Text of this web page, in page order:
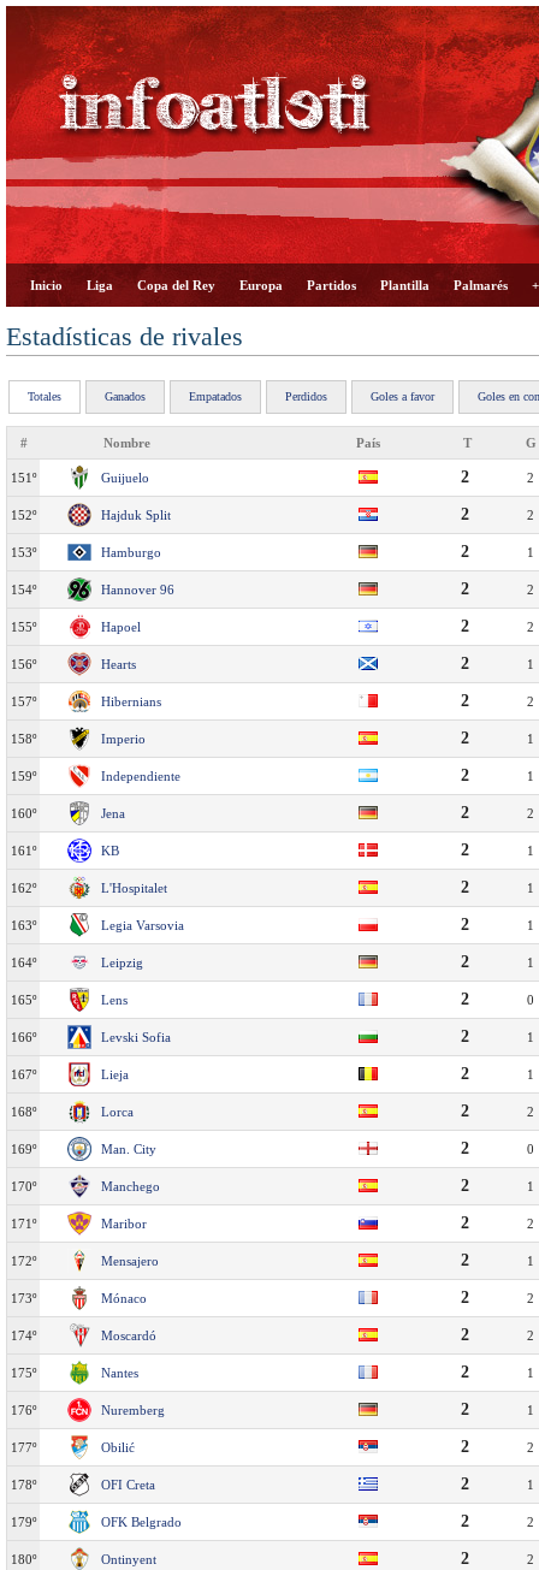
Inicio Liga Copa del Rey Europa Partidos Plantilla Palmarés
Estadísticas de rivales
Totales Ganados Empatados Perdidos Goles a favor Goles en
# Nombre País T G
151º Guijuelo 2 2
152º Hajduk Split 2 2
153º Hamburgo 2 1
154º Hannover 96 2 2
155º Hapoel 2 2
156º Hearts 2 1
157º Hibernians 2 2
158º Imperio 2 1
159º Independiente 2 1
160º Jena 2 2
161º KB 2 1
162º L'Hospitalet 2 1
163º Legia Varsovia 2 1
164º Leipzig 2 1
165º Lens 2 0
166º Levski Sofia 2 1
167º Lieja 2 1
168º Lorca 2 2
169º Man. City 2 0
170º Manchego 2 1
171º Maribor 2 2
172º Mensajero 2 1
173º Mónaco 2 2
174º Moscardó 2 2
175º Nantes 2 1
176º Nuremberg 2 1
177º Obilić 2 2
178º OFI Creta 2 1
179º OFK Belgrado 2 2
180º Ontinyent 2 2